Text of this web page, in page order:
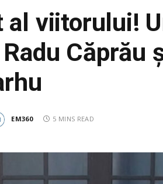
viitorului!
Căprău
EM360 5 MINS READ